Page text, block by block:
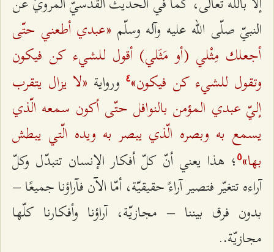
النبيّ صلّى الله عليه وآله وسلّم «عبدي أطعني حتّى
أجعلك مِثْلي (أو مَثَلي) أقول للشيء كن فيكون
وتقول للشيء كن فيكون»٤ ورواية «لا يزال يتقرب
إليّ عبدي المؤمن بالنوافل حتّى أكون سمعه الّذي
يسمع به وبصره الّذي يبصر به ويده الّتي يبطش
بها»٥ ؛ هذا يعني أنّ كلّ أفكار الإنسان تتبدّل وكلّ
آراءه تتغيّر فتصير آراءً حقيقيّة، أمّا الآن فآراؤنا جميعًا –
بدون فرق بيننا – مجازيّة، آراؤنا وأفكارنا كلّها
مجازيّة.
.